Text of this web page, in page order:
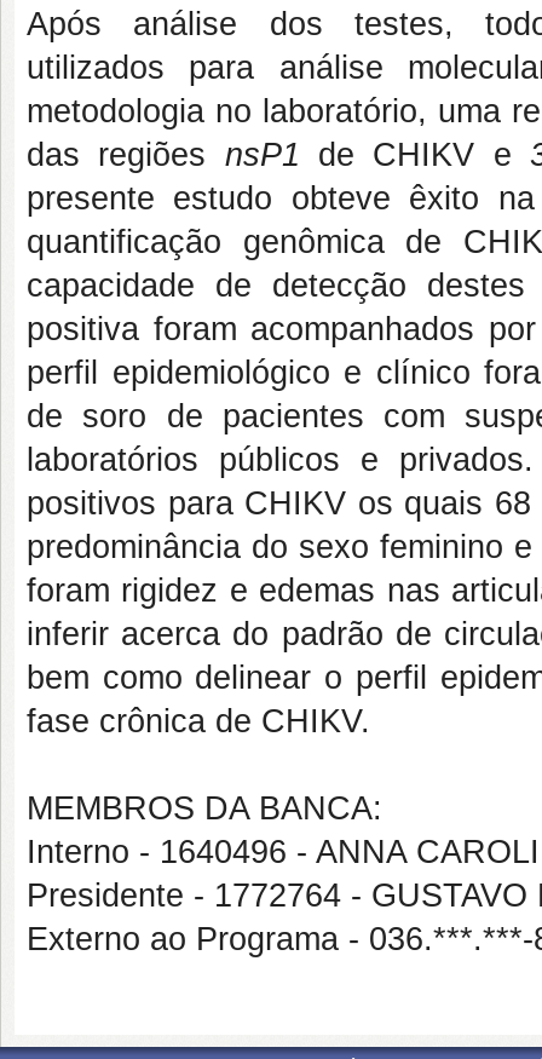
Após análise dos testes,
utilizados para análise
metodologia no laboratório, uma
das regiões nsP1 de CHIKV e
presente estudo obteve êxito
quantificação genômica de
capacidade de detecção
positiva foram acompanhados
perfil epidemiológico e clínico
de soro de pacientes com
laboratórios públicos e
positivos para CHIKV os quais
predominância do sexo feminino
foram rigidez e edemas nas
inferir acerca do padrão de
bem como delinear o perfil
fase crônica de CHIKV.
MEMBROS DA BANCA:
Interno - 1640496 - ANNA
Presidente - 1772764 -
Externo ao Programa -